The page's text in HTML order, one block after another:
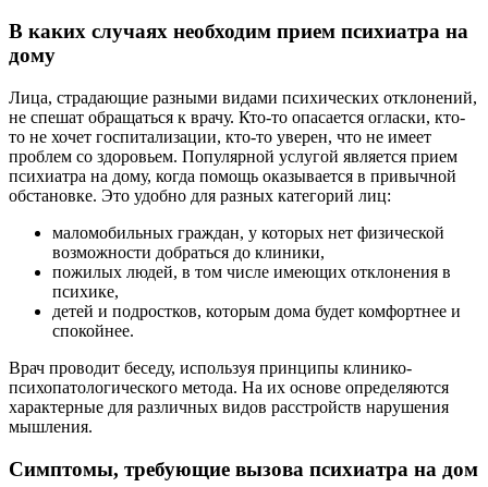
В каких случаях необходим прием психиатра на
дому
Лица, страдающие разными видами психических отклонений,
не спешат обращаться к врачу. Кто-то опасается огласки, кто-
то не хочет госпитализации, кто-то уверен, что не имеет
проблем со здоровьем. Популярной услугой является прием
психиатра на дому, когда помощь оказывается в привычной
обстановке. Это удобно для разных категорий лиц:
маломобильных граждан, у которых нет физической
возможности добраться до клиники,
пожилых людей, в том числе имеющих отклонения в
психике,
детей и подростков, которым дома будет комфортнее и
спокойнее.
Врач проводит беседу, используя принципы клинико-
психопатологического метода. На их основе определяются
характерные для различных видов расстройств нарушения
мышления.
Симптомы, требующие вызова психиатра на дом